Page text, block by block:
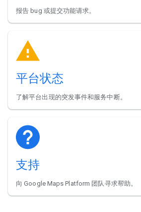
报告 bug 或提交功能请求。
平台状态
了解平台出现的突发事件和服务中断。
支持
向 Google Maps Platform 团队寻求帮助。